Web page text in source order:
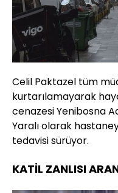
Celil Paktazel tüm
kurtarılamayarak
cenazesi Yenibosna
Yaralı olarak
tedavisi sürüyor.
KATİL ZANLISI